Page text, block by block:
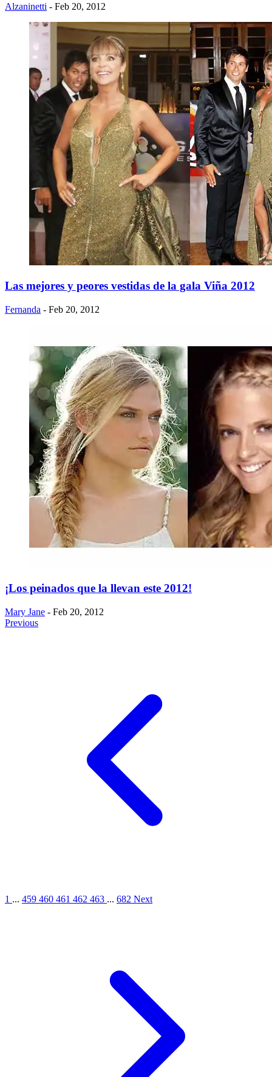
Alzaninetti - Feb 20, 2012
Las mejores y peores vestidas de la gala Viña 2012
Fernanda - Feb 20, 2012
¡Los peinados que la llevan este 2012!
Mary Jane - Feb 20, 2012
Previous
1 ... 459 460 461 462 463 ... 682 Next